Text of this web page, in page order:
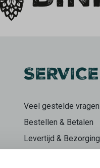
SERVICE
Veel gestelde vragen
Bestellen & Betalen
Levertijd & Bezorging